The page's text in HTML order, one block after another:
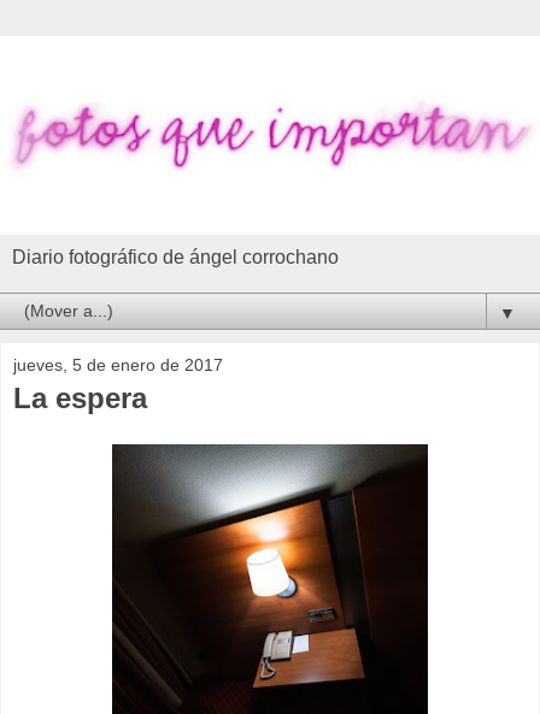
Diario fotográfico de ángel corrochano
▼
jueves, 5 de enero de 2017
La espera